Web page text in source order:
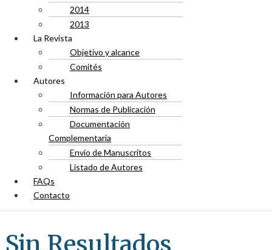
2014
2013
La Revista
Objetivo y alcance
Comités
Autores
Información para Autores
Normas de Publicación
Documentación
Complementaria
Envío de Manuscritos
Listado de Autores
FAQs
Contacto